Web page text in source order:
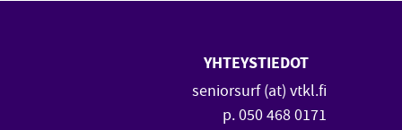
YHTEYSTIEDOT
seniorsurf (at) vtkl.fi
p. 050 468 0171